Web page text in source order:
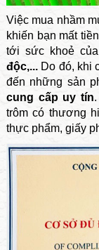
Việc mua nhầm
khiến bạn mất
tới sức khoẻ
độc,...Do đó, khi
đến những sản
cung cấp uy tín
trôm có thương
thực phẩm, giấy